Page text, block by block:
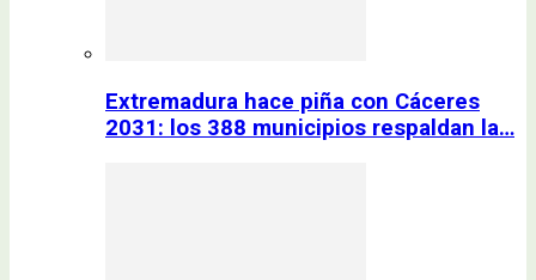
Extremadura hace piña con Cáceres
2031: los 388 municipios respaldan la…